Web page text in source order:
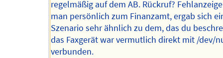
regelmäßig auf dem AB. Rückruf?
man persönlich zum Finanzamt, ergab sich
Szenario sehr ähnlich zu dem, das du
das Faxgerät war vermutlich direkt mit /dev/
verbunden.